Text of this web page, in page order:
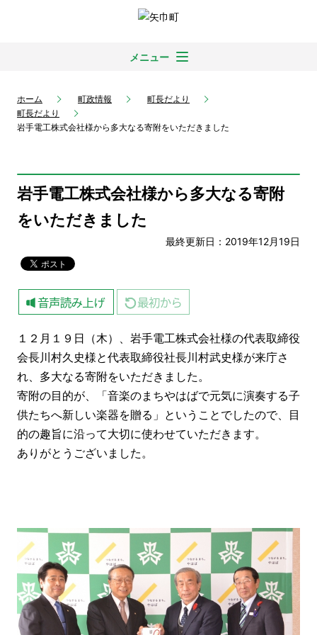
メニュー
ホーム 町政情報
町長だより
町長だより
岩手電工株式会社様から多大なる寄附をいただきました
岩手電工株式会社様から多大なる寄附
をいただきました
最終更新日：2019年12月19日
１２月１９日（木）、岩手電工株式会社様の代表取締役
会長川村久史様と代表取締役社長川村武史様が来庁さ
れ、多大なる寄附をいただきました。
寄附の目的が、「音楽のまちやはばで元気に演奏する子
供たちへ新しい楽器を贈る」ということでしたので、目
的の趣旨に沿って大切に使わせていただきます。
ありがとうございました。